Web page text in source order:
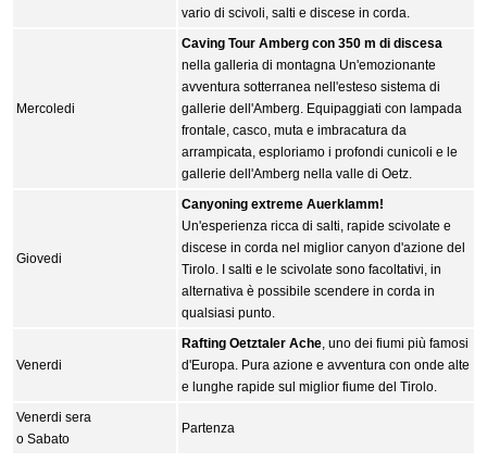
vario di scivoli, salti e discese in corda.
Mercoledi
Caving Tour Amberg con 350 m di discesa
nella galleria di montagna Un'emozionante
avventura sotterranea nell'esteso sistema di
gallerie dell'Amberg. Equipaggiati con lampada
frontale, casco, muta e imbracatura da
arrampicata, esploriamo i profondi cunicoli e le
gallerie dell'Amberg nella valle di Oetz.
Giovedi
Canyoning extreme Auerklamm!
Un'esperienza ricca di salti, rapide scivolate e
discese in corda nel miglior canyon d'azione del
Tirolo. I salti e le scivolate sono facoltativi, in
alternativa è possibile scendere in corda in
qualsiasi punto.
Venerdi
Rafting Oetztaler Ache , uno dei fiumi più famosi
d'Europa. Pura azione e avventura con onde alte
e lunghe rapide sul miglior fiume del Tirolo.
Venerdi sera
o Sabato
Partenza